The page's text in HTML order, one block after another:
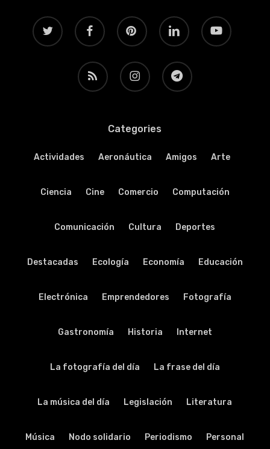
twitter facebook pinterest linkedin youtube
RSS instagram telegram
Categories
Actividades Aeronáutica Amigos Arte
Ciencia Cine Comercio Computación
Comunicación Cultura Deportes
Destacadas Ecología Economía Educación
Electrónica Emprendedores Fotografía
Gastronomía Historia Internet
La fotografía del día La frase del día
La música del día Legislación Literatura
Música Nodo solidario Periodismo Personal